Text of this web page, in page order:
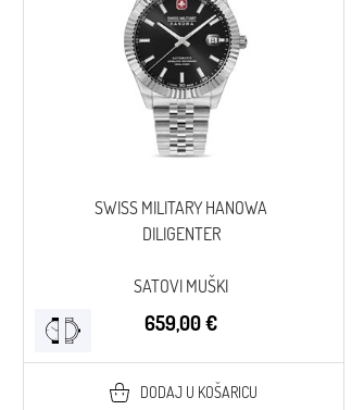
SWISS MILITARY HANOWA
DILIGENTER
SATOVI MUŠKI
659,00 €
DODAJ U KOŠARICU